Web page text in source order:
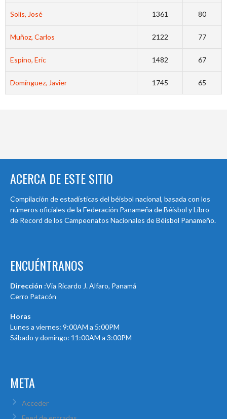
Solís, José 1361 80
Muñoz, Carlos 2122 77
Espino, Eric 1482 67
Domínguez, Javier 1745 65
ACERCA DE ESTE SITIO
Compilación de estadísticas del béisbol nacional, basada con los
números oficiales de la Federación Panameña de Béisbol y Libro
de Record de los Campeonatos Nacionales de Béisbol Panameño.
ENCUÉNTRANOS
Dirección :Via Ricardo J. Alfaro, Panamá
Cerro Patacón
Horas
Lunes a viernes: 9:00AM a 5:00PM
Sábado y domingo: 11:00AM a 3:00PM
META
Acceder